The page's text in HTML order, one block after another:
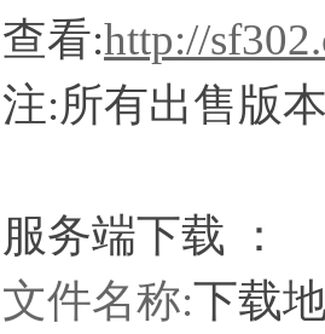
查看:http://
注:所有出售版
服务端下载 ：
文件名称:下载